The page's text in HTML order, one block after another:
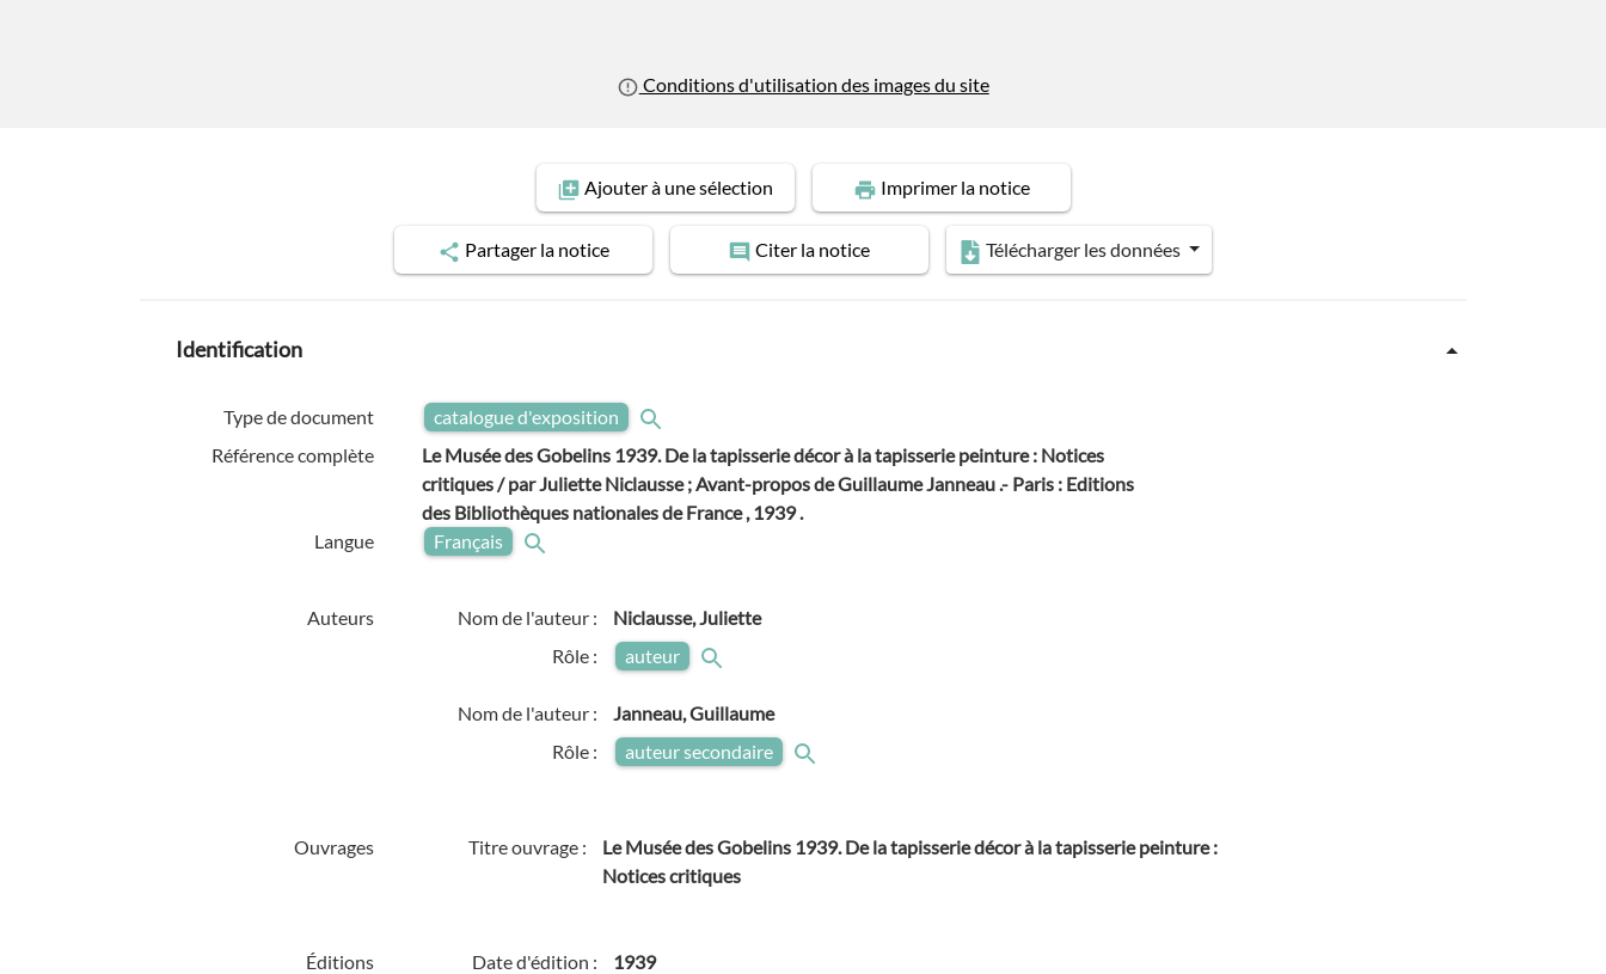
Conditions d'utilisation des images du site
Ajouterà une sélection Imprimerla notice
Partagerla notice Citer la notice Télécharger les données
Identification
Type de document
catalogue d'exposition
Référence complète
Le Musée des Gobelins 1939. De la tapisserie décor à la tapisserie peinture : Notices
critiques / par Juliette Niclausse ; Avant-propos de Guillaume Janneau .- Paris : Editions
des Bibliothèques nationales de France , 1939 .
Langue
Français
Auteurs Nom de l'auteur :
Niclausse, Juliette
Rôle :
auteur
Nom de l'auteur :
Janneau, Guillaume
Rôle :
auteur secondaire
Ouvrages Titre ouvrage :
Le Musée des Gobelins 1939. De la tapisserie décor à la tapisserie peinture :
Notices critiques
Éditions Date d'édition : 1939